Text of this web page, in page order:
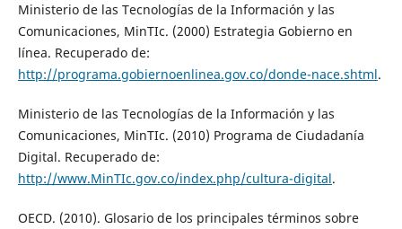
Ministerio de las Tecnologías de la Información y las
Comunicaciones, MinTIc. (2000) Estrategia Gobierno en
línea. Recuperado de:
http://programa.gobiernoenlinea.gov.co/donde-nace.shtml.
Ministerio de las Tecnologías de la Información y las
Comunicaciones, MinTIc. (2010) Programa de Ciudadanía
Digital. Recuperado de:
http://www.MinTIc.gov.co/index.php/cultura-digital.
OECD. (2010). Glosario de los principales términos sobre